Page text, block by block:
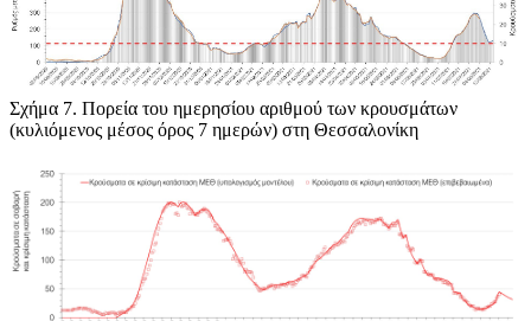
Σχήμα 7. Πορεία του ημερησίου αριθμού των κρουσμάτων
(κυλιόμενος μέσος όρος 7 ημερών) στη Θεσσαλονίκη